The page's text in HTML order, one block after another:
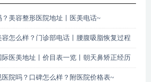
？美容整形医院地址丨医美电话~
怎么样？门诊部电话丨腰腹吸脂恢复过程
际医美地址丨价目表一览丨朝天鼻矫正经历
医院吗？口碑怎么样？附医院价格表~